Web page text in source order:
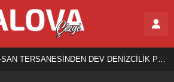
TERSANESİNDEN DEV DENİZCİLİK PROJESİ!